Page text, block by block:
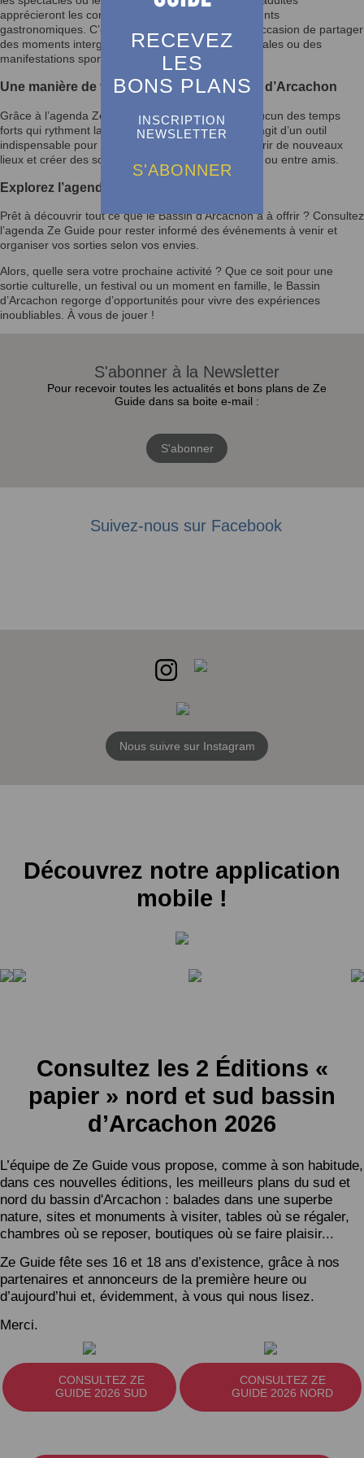
RECEVEZ
LES
BONS PLANS
INSCRIPTION
NEWSLETTER
S'ABONNER
apprécieront les concerts, conférences et événements
gastronomiques. C’est également une excellente occasion de partager
des moments intergénérationnels lors des fêtes locales ou des
manifestations sportives.
Une manière de vivre pleinement le Bassin d’Arcachon
Grâce à l’agenda Ze Guide, vous ne manquerez aucun des temps
forts qui rythment la vie du Bassin d’Arcachon. Il s’agit d’un outil
indispensable pour enrichir votre quotidien, découvrir de nouveaux
lieux et créer des souvenirs mémorables en famille ou entre amis.
Explorez l’agenda et laissez-vous inspirer
Prêt à découvrir tout ce que le Bassin d’Arcachon a à offrir ? Consultez
l’agenda Ze Guide pour rester informé des événements à venir et
organiser vos sorties selon vos envies.
Alors, quelle sera votre prochaine activité ? Que ce soit pour une
sortie culturelle, un festival ou un moment en famille, le Bassin
d’Arcachon regorge d’opportunités pour vivre des expériences
inoubliables. À vous de jouer !
S'abonner à la Newsletter
Pour recevoir toutes les actualités et bons plans de Ze
Guide dans sa boite e-mail :
S'abonner
Suivez-nous sur Facebook
Nous suivre sur Instagram
Découvrez notre application
mobile !
Consultez les 2 Éditions «
papier » nord et sud bassin
d’Arcachon 2026
L’équipe de Ze Guide vous propose, comme à son habitude,
dans ces nouvelles éditions, les meilleurs plans du sud et
nord du bassin d'Arcachon : balades dans une superbe
nature, sites et monuments à visiter, tables où se régaler,
chambres où se reposer, boutiques où se faire plaisir...
Ze Guide fête ses 16 et 18 ans d’existence, grâce à nos
partenaires et annonceurs de la première heure ou
d’aujourd’hui et, évidemment, à vous qui nous lisez.
Merci.
CONSULTEZ ZE
GUIDE 2026 SUD
CONSULTEZ ZE
GUIDE 2026 NORD